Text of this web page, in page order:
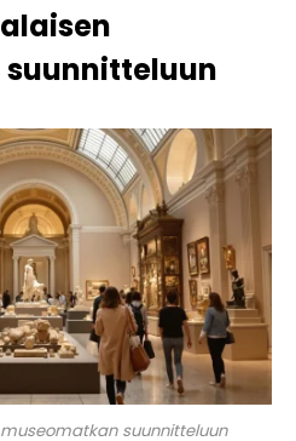
suunnitteluun